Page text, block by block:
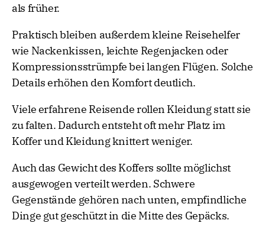
als früher.
Praktisch bleiben außerdem kleine Reisehelfer
wie Nackenkissen, leichte Regenjacken oder
Kompressionsstrümpfe bei langen Flügen. Solche
Details erhöhen den Komfort deutlich.
Viele erfahrene Reisende rollen Kleidung statt sie
zu falten. Dadurch entsteht oft mehr Platz im
Koffer und Kleidung knittert weniger.
Auch das Gewicht des Koffers sollte möglichst
ausgewogen verteilt werden. Schwere
Gegenstände gehören nach unten, empfindliche
Dinge gut geschützt in die Mitte des Gepäcks.